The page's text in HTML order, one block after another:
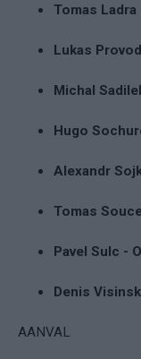
Tomas
Lukas
Michal
Hugo
Alexandr
Tomas
Pavel Sulc -
Denis
AANVAL